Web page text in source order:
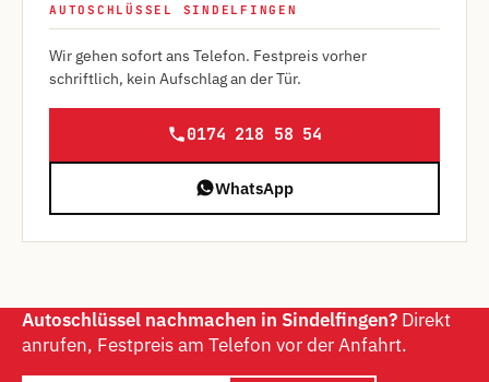
AUTOSCHLÜSSEL SINDELFINGEN
Wir gehen sofort ans Telefon. Festpreis vorher
schriftlich, kein Aufschlag an der Tür.
0174 218 58 54
WhatsApp
Autoschlüssel nachmachen in Sindelfingen? Direkt
anrufen, Festpreis am Telefon vor der Anfahrt.